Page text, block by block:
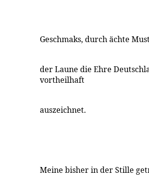
Geschmaks, durch ächte
der Laune die Ehre
vortheilhaft
auszeichnet.
Meine bisher in der Stille